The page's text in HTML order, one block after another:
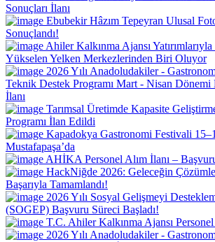
Sonuçları İlanı
Ebubekir Hâzım Tepeyran Ulusal
Sonuçlandı!
Ahiler Kalkınma Ajansı
Yükselen Yelken Merkezlerinden Biri Oluyor
2026 Yılı Anadoludakiler -
Teknik Destek Programı Mart - Nisan Dönemi
İlanı
Tarımsal Üretimde Kapasite
Programı İlan Edildi
Kapadokya Gastronomi Festivali
Mustafapaşa’da
AHİKA Personel Alım İlanı –
HackNiğde 2026: Geleceğin
Başarıyla Tamamlandı!
2026 Yılı Sosyal Gelişmeyi
(SOGEP) Başvuru Süreci Başladı!
T.C. Ahiler Kalkınma Ajansı
2026 Yılı Anadoludakiler -